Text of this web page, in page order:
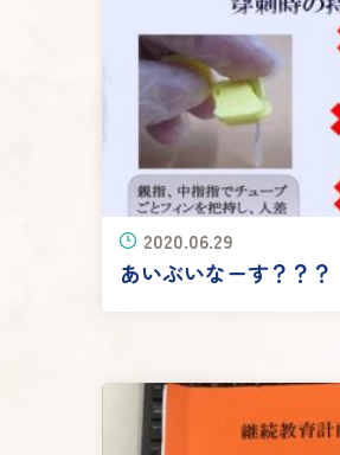
2020.06.29
あいぶいなーす？？？